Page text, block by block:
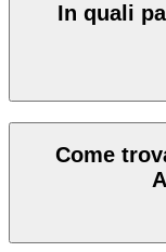
In quali
Come